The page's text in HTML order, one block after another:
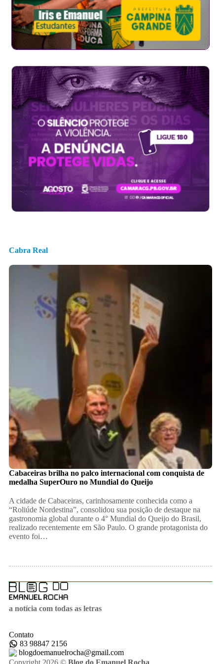
Cabra Real
Cabaceiras brilha no palco internacional com conquista de
medalha SuperOuro no Mundial do Queijo
​A cidade de Cabaceiras, carinhosamente conhecida como a
“Roliúde Nordestina”, consolidou sua posição de destaque na
gastronomia global durante o 4° Mundial do Queijo do Brasil,
realizado recentemente em São Paulo. O grande protagonista do
evento foi…
a notícia com todas as letras
Contato
83 98847 2156
blogdoemanuelrocha@gmail.com
Copyright 2026 © Blog do Emanuel Rocha